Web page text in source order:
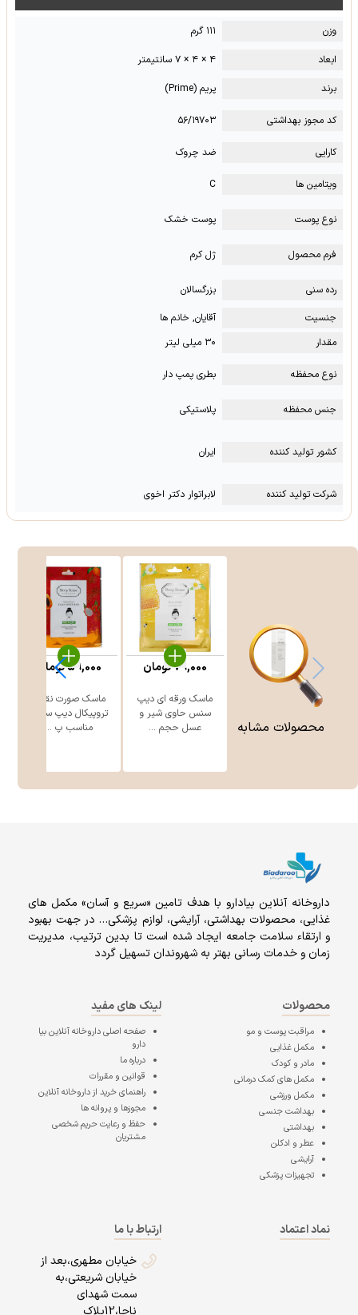
وزن
۱۱۱ گرم
ابعاد
۴ × ۴ × ۷ سانتیمتر
برند
پریم (Prime)
کد مجوز بهداشتی ۵۶/۱۹۷۰۳
کارایی ضد چروک
ویتامین ها C
نوع پوست پوست خشک
فرم محصول ژل کرم
رده سنی
بزرگسالان
جنسیت
آقایان, خانم ها
مقدار
۳۰ میلی لیتر
نوع محفظه بطری پمپ دار
جنس محفظه پلاستیکی
کشور تولید کننده ایران
شرکت تولید کننده لابراتوار دکتر اخوی
محصولات مشابه
ماسک ورقه ای دیپ
سنس حاوی شیر و
عسل حجم ...
79,000تومان
ماسک صورت نقابی
تروپیکال دیپ سنس
مناسب پ ...
59,000تومان
داروخانه آنلاين بيادارو با هدف تامين «سریع و آسان» مكمل هاى
غذايى، محصولات بهداشتى، آرايشى، لوازم پزشکی… در جهت بهبود
و ارتقاء سلامت جامعه ایجاد شده است تا بدین ترتیب، مدیریت
زمان و خدمات رسانی بهتر به شهروندان تسهیل گردد
محصولات
مراقبت پوست و مو
مکمل غذایی
مادر و کودک
مکمل های کمک درمانی
مکمل ورزشی
بهداشت جنسی
بهداشتی
عطر و ادکلن
آرایشی
تجهیزات پزشکی
لینک های مفید
صفحه اصلیداروخانه آنلاین بیا
دارو
درباره ما
قوانین و مقررات
راهنمای خرید از داروخانه آنلاین
مجوزها و پروانه ها
حفظ و رعایت حریم شخصی
مشتریان
نماد اعتماد
ارتباط با ما
خیابان مطهری،بعد از
خیابان شریعتی،به
سمت شهدای